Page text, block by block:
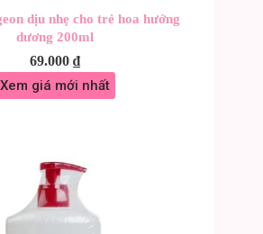
dịu nhẹ cho trẻ hoa hướng
dương 200ml
69.000₫
Xem giá mới nhất